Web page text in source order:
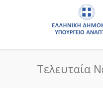
Τελευταία